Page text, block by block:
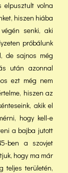
volna
hiszen hiába
senki, aki
próbálunk
de sajnos még
után azonnal
ezt még nem
hiszen az
akik el
hogy kell-e
a bajba jutott
ben a szovjet
hogy ma már
teljes területén,